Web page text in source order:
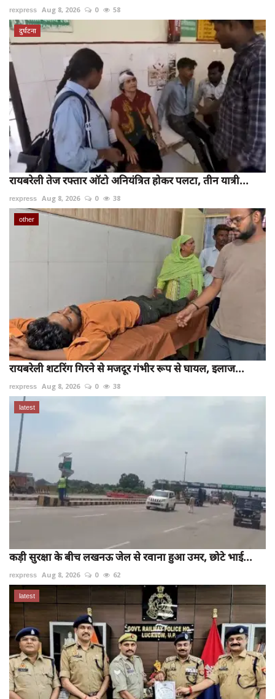
rexpress Aug 8, 2026 0 58
दुर्घटना
रायबरेली तेज रफ्तार ऑटो अनियंत्रित होकर पलटा, तीन यात्री...
rexpress Aug 8, 2026 0 38
other
रायबरेली शटरिंग गिरने से मजदूर गंभीर रूप से घायल, इलाज...
rexpress Aug 8, 2026 0 38
latest
कड़ी सुरक्षा के बीच लखनऊ जेल से रवाना हुआ उमर, छोटे भाई...
rexpress Aug 8, 2026 0 62
latest